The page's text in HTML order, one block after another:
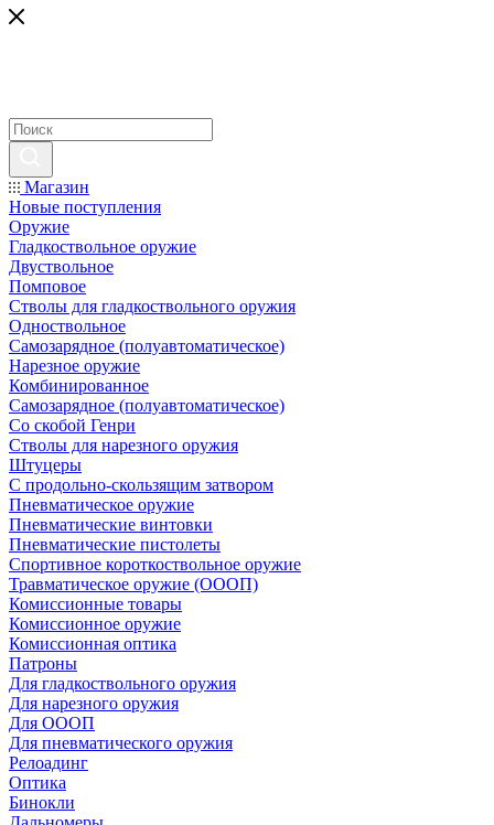
Магазин
Новые поступления
Оружие
Гладкоствольное оружие
Двуствольное
Помповое
Стволы для гладкоствольного оружия
Одноствольное
Самозарядное (полуавтоматическое)
Нарезное оружие
Комбинированное
Самозарядное (полуавтоматическое)
Со скобой Генри
Стволы для нарезного оружия
Штуцеры
С продольно-скользящим затвором
Пневматическое оружие
Пневматические винтовки
Пневматические пистолеты
Спортивное короткоствольное оружие
Травматическое оружие (ОООП)
Комиссионные товары
Комиссионное оружие
Комиссионная оптика
Патроны
Для гладкоствольного оружия
Для нарезного оружия
Для ОООП
Для пневматического оружия
Релоадинг
Оптика
Бинокли